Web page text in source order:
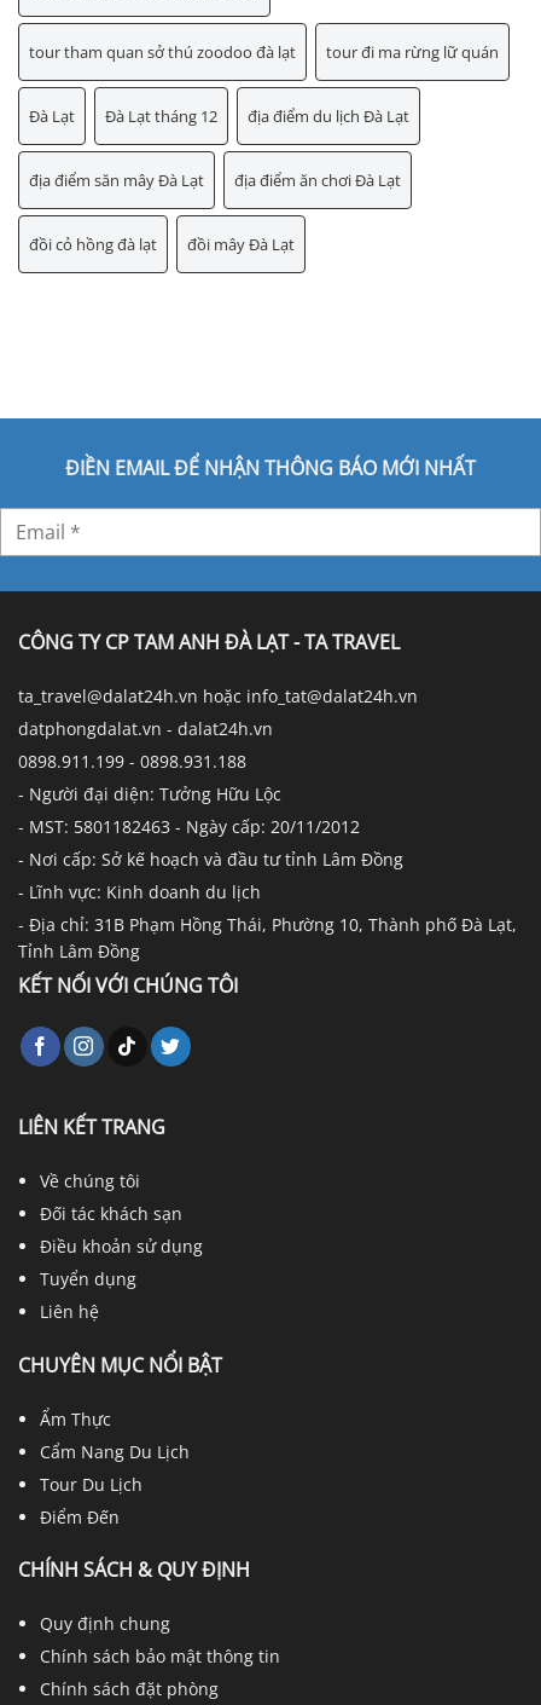
tour tham quan sở thú zoodoo đà lạt tour đi ma rừng lữ quán
Đà Lạt Đà Lạt tháng 12 địa điểm du lịch Đà Lạt
địa điểm săn mây Đà Lạt địa điểm ăn chơi Đà Lạt
đồi cỏ hồng đà lạt đồi mây Đà Lạt
ĐIỀN EMAIL ĐỂ NHẬN THÔNG BÁO MỚI NHẤT
CÔNG TY CP TAM ANH ĐÀ LẠT - TA TRAVEL
ta_travel@dalat24h.vn hoặc info_tat@dalat24h.vn
datphongdalat.vn - dalat24h.vn
0898.911.199 - 0898.931.188
- Người đại diện: Tưởng Hữu Lộc
- MST: 5801182463 - Ngày cấp: 20/11/2012
- Nơi cấp: Sở kế hoạch và đầu tư tỉnh Lâm Đồng
- Lĩnh vực: Kinh doanh du lịch
- Địa chỉ: 31B Phạm Hồng Thái, Phường 10, Thành phố Đà Lạt,
Tỉnh Lâm Đồng
KẾT NỐI VỚI CHÚNG TÔI
LIÊN KẾT TRANG
Về chúng tôi
Đối tác khách sạn
Điều khoản sử dụng
Tuyển dụng
Liên hệ
CHUYÊN MỤC NỔI BẬT
Ẩm Thực
Cẩm Nang Du Lịch
Tour Du Lịch
Điểm Đến
CHÍNH SÁCH & QUY ĐỊNH
Quy định chung
Chính sách bảo mật thông tin
Chính sách đặt phòng